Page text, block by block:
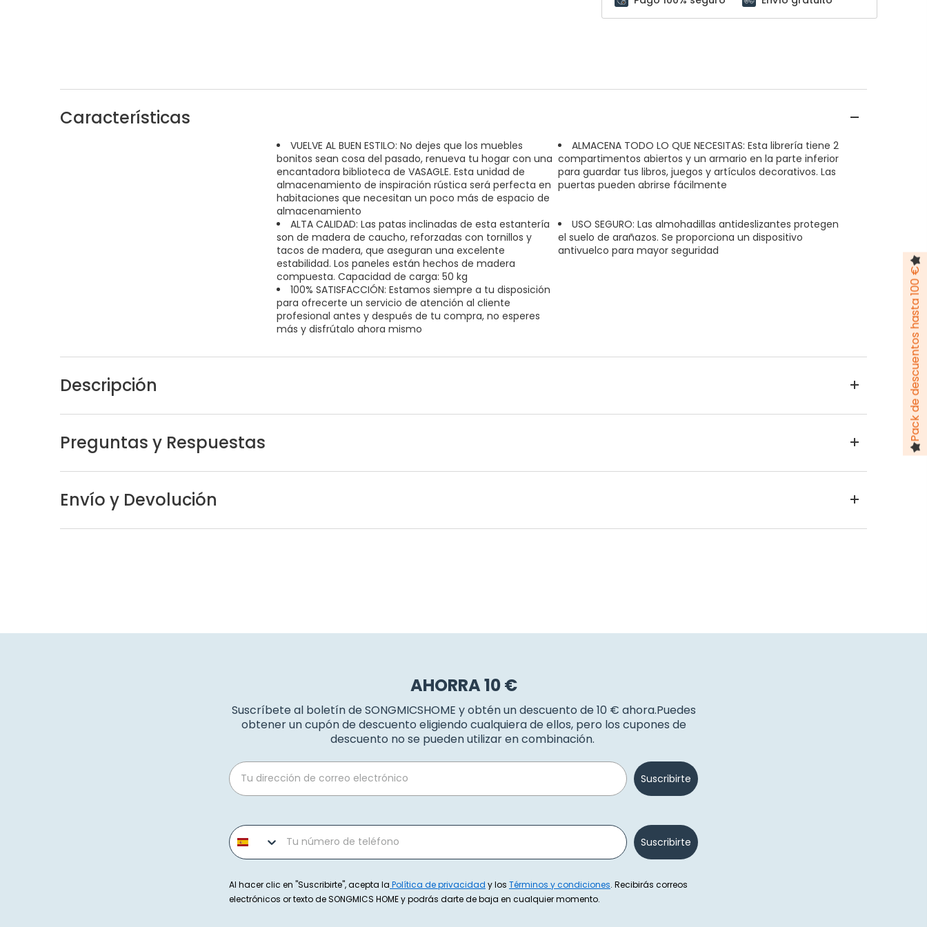
Características
VUELVE AL BUEN ESTILO: No dejes que los muebles
bonitos sean cosa del pasado, renueva tu hogar con una
encantadora biblioteca de VASAGLE. Esta unidad de
almacenamiento de inspiración rústica será perfecta en
habitaciones que necesitan un poco más de espacio de
almacenamiento
ALMACENA TODO LO QUE NECESITAS: Esta librería tiene 2
compartimentos abiertos y un armario en la parte inferior
para guardar tus libros, juegos y artículos decorativos. Las
puertas pueden abrirse fácilmente
ALTA CALIDAD: Las patas inclinadas de esta estantería
son de madera de caucho, reforzadas con tornillos y
tacos de madera, que aseguran una excelente
estabilidad. Los paneles están hechos de madera
compuesta. Capacidad de carga: 50 kg
USO SEGURO: Las almohadillas antideslizantes protegen
el suelo de arañazos. Se proporciona un dispositivo
antivuelco para mayor seguridad
100% SATISFACCIÓN: Estamos siempre a tu disposición
para ofrecerte un servicio de atención al cliente
profesional antes y después de tu compra, no esperes
más y disfrútalo ahora mismo
Descripción
Preguntas y Respuestas
Envío y Devolución
AHORRA 10 €
Suscríbete al boletín de SONGMICSHOME y obtén un descuento de 10 € ahora.Puedes
obtener un cupón de descuento eligiendo cualquiera de ellos, pero los cupones de
descuento no se pueden utilizar en combinación.
Email
Suscribirte
Phone number
Suscribirte
Al hacer clic en "Suscribirte", acepta la Política de privacidad y los Términos y condiciones. Recibirás correos
electrónicos or texto de SONGMICS HOME y podrás darte de baja en cualquier momento.
Pack de descuentos hasta 100 €